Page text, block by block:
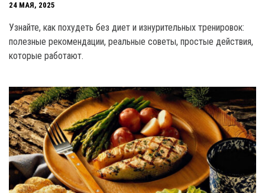
24 МАЯ, 2025
Узнайте, как похудеть без диет и изнурительных тренировок:
полезные рекомендации, реальные советы, простые действия,
которые работают.